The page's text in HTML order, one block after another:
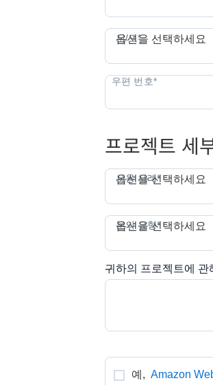
시/도*
옵션을 선택하세요
프로젝트 세
사용 사례*
옵션을 선택하세요
문의 유형*
옵션을 선택하세요
귀하의 프로젝트에 관
예, Amazon